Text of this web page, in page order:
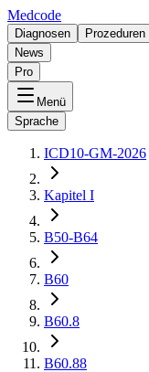
Medcode
Diagnosen
Prozeduren
News
Pro
Menü
Sprache
ICD10-GM-2026
Kapitel I
B50-B64
B60
B60.8
B60.88